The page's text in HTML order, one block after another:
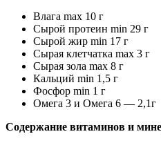
Влага max 10 г
Сырой протеин min 29 г
Сырой жир min 17 г
Сырая клетчатка max 3 г
Сырая зола max 8 г
Кальций min 1,5 г
Фосфор min 1 г
Омега 3 и Омега 6 — 2,1г
Содержание витаминов и